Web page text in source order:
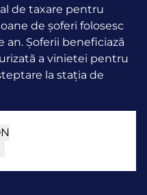
de taxare pentru
de șoferi folosesc
an. Șoferii beneficiază
a vinietei pentru
la stația de